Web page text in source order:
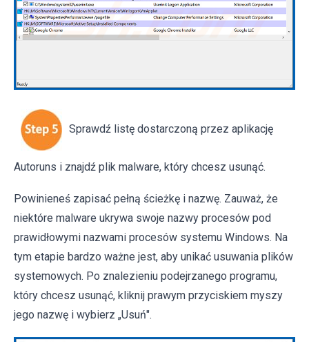
Sprawdź listę dostarczoną przez aplikację
Autoruns i znajdź plik malware, który chcesz usunąć.
Powinieneś zapisać pełną ścieżkę i nazwę. Zauważ, że
niektóre malware ukrywa swoje nazwy procesów pod
prawidłowymi nazwami procesów systemu Windows. Na
tym etapie bardzo ważne jest, aby unikać usuwania plików
systemowych. Po znalezieniu podejrzanego programu,
który chcesz usunąć, kliknij prawym przyciskiem myszy
jego nazwę i wybierz „Usuń".